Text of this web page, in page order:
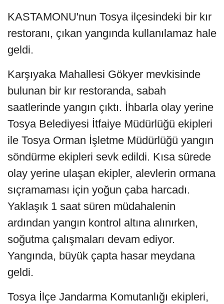
KASTAMONU'nun Tosya ilçesindeki bir kır
restoranı, çıkan yangında kullanılamaz hale
geldi.
Karşıyaka Mahallesi Gökyer mevkisinde
bulunan bir kır restoranda, sabah
saatlerinde yangın çıktı. İhbarla olay yerine
Tosya Belediyesi İtfaiye Müdürlüğü ekipleri
ile Tosya Orman İşletme Müdürlüğü yangın
söndürme ekipleri sevk edildi. Kısa sürede
olay yerine ulaşan ekipler, alevlerin ormana
sıçramaması için yoğun çaba harcadı.
Yaklaşık 1 saat süren müdahalenin
ardından yangın kontrol altına alınırken,
soğutma çalışmaları devam ediyor.
Yangında, büyük çapta hasar meydana
geldi.
Tosya İlçe Jandarma Komutanlığı ekipleri,